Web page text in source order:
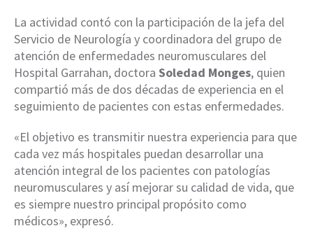
La actividad contó con la participación de la jefa del
Servicio de Neurología y coordinadora del grupo de
atención de enfermedades neuromusculares del
Hospital Garrahan, doctora Soledad Monges, quien
compartió más de dos décadas de experiencia en el
seguimiento de pacientes con estas enfermedades.
«El objetivo es transmitir nuestra experiencia para que
cada vez más hospitales puedan desarrollar una
atención integral de los pacientes con patologías
neuromusculares y así mejorar su calidad de vida, que
es siempre nuestro principal propósito como
médicos», expresó.